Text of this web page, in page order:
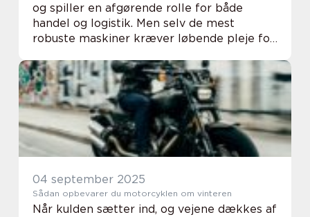
og spiller en afgørende rolle for både
handel og logistik. Men selv de mest
robuste maskiner kræver løbende pleje for
enkelt lastbil eller a...
04 september 2025
Sådan opbevarer du motorcyklen om vinteren
Når kulden sætter ind, og vejene dækkes af